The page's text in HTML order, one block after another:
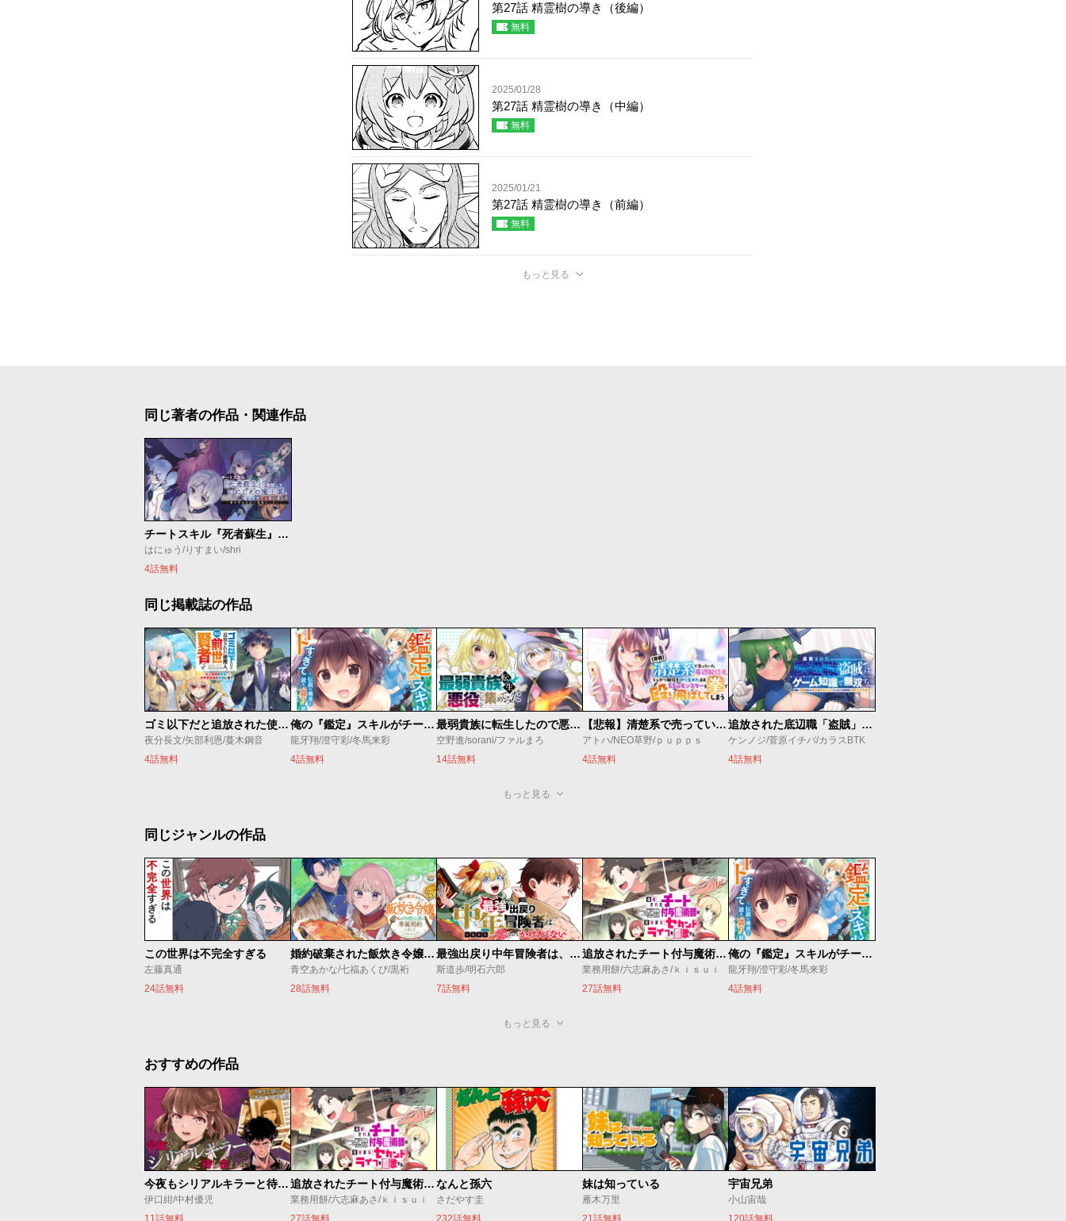
第27話 精霊樹の導き（後編）
無料
2025/01/28
第27話 精霊樹の導き（中編）
無料
2025/01/21
第27話 精霊樹の導き（前編）
無料
もっと見る
同じ著者の作品・関連作品
チートスキル『死者蘇生』が覚醒して、いにしえの魔王軍を復活させてしまいました
はにゅう/りすまい/shri
4話無料
同じ掲載誌の作品
ゴミ以下だと追放された使用人、実は前世賢者です ～史上最強の賢者、世界最高峰の学園に通う～
夜分長文/矢部利恩/蔓木鋼音
4話無料
俺の『鑑定』スキルがチートすぎて
龍牙翔/澄守彩/冬馬来彩
4話無料
最弱貴族に転生したので悪役たちを集めてみた
空野進/sorani/ファルまろ
14話無料
【悲報】清楚系で売っていた底辺配信者、うっかり配信を切り忘れたままSS級モンスターを拳で殴り飛ばしてしまう
アトハ/NEO草野/ｐｕｐｐｓ
4話無料
追放された底辺職「盗賊」はゲーム知識で無双する。一緒に召喚された先生も外れジョブだったけど効率的に成り上がります
ケンノジ/菅原イチバ/カラスBTK
4話無料
もっと見る
同じジャンルの作品
この世界は不完全すぎる
左藤真通
24話無料
婚約破棄された飯炊き令嬢の私は冷酷公爵と専属契約しました～ですが胃袋を掴んだ結果、冷たかった公爵様がどんどん優しくなっています～
青空あかな/七福あくび/黒裄
28話無料
最強出戻り中年冒険者は、今さら命なんてかけたくない
斯道歩/明石六郎
7話無料
追放されたチート付与魔術師は気ままなセカンドライフを謳歌する。 ～俺は武器だけじゃなく、あらゆるものに『強化ポイント』を付与できるし、俺の意思でいつでも効果を解除できるけど、残った人たち大丈夫？～
業務用餅/六志麻あさ/ｋｉｓｕｉ
27話無料
俺の『鑑定』スキルがチートすぎて
龍牙翔/澄守彩/冬馬来彩
4話無料
もっと見る
おすすめの作品
今夜もシリアルキラーと待ち合わせ
伊口紺/中村優児
11話無料
追放されたチート付与魔術師は気ままなセカンドライフを謳歌する。 ～俺は武器だけじゃなく、あらゆるものに『強化ポイント』を付与できるし、俺の意思でいつでも効果を解除できるけど、残った人たち大丈夫？～
業務用餅/六志麻あさ/ｋｉｓｕｉ
27話無料
なんと孫六
さだやす圭
232話無料
妹は知っている
雁木万里
21話無料
宇宙兄弟
小山宙哉
120話無料